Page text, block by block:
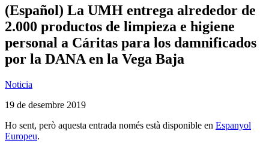
(Español) La UMH entrega alrededor de
2.000 productos de limpieza e higiene
personal a Cáritas para los damnificados
por la DANA en la Vega Baja
Noticia
19 de desembre 2019
Ho sent, però aquesta entrada només està disponible en Espanyol
Europeu.